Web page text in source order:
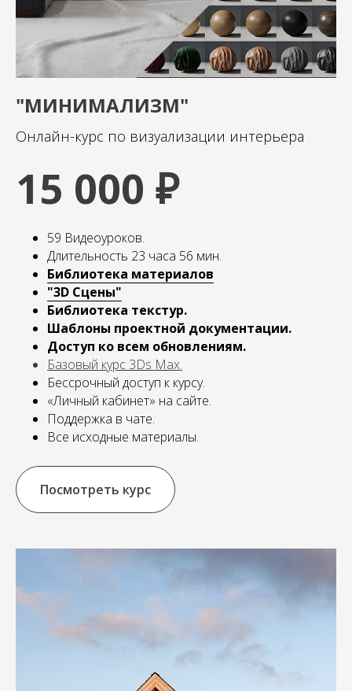
"МИНИМАЛИЗМ"
Онлайн-курс по визуализации интерьера
15 000 ₽
59 Видеоуроков.
Длительность 23 часа 56 мин.
Библиотека материалов
"3D Сцены"
Библиотека текстур.
Шаблоны проектной документации.
Доступ ко всем обновлениям.
Базовый курс 3Ds Max.
Бессрочный доступ к курсу.
«Личный кабинет» на сайте.
Поддержка в чате.
Все исходные материалы.
Посмотреть курс